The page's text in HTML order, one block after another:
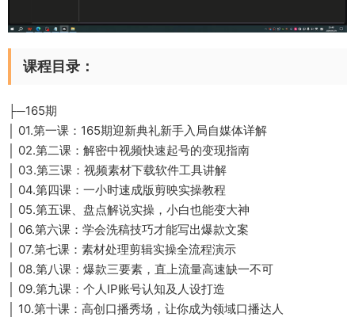
课程目录：
├─165期
│ 01.第一课：165期迎新典礼新手入局自媒体详解
│ 02.第二课：解密中视频快速起号的变现指南
│ 03.第三课：视频素材下载软件工具讲解
│ 04.第四课：一小时速成版剪映实操教程
│ 05.第五课、盘点解说实操，小白也能变大神
│ 06.第六课：学会洗稿技巧才能写出爆款文案
│ 07.第七课：素材处理剪辑实操全流程演示
│ 08.第八课：爆款三要素，直上流量高速缺一不可
│ 09.第九课：个人IP账号认知及人设打造
│ 10.第十课：高创口播秀场，让你成为领域口播达人